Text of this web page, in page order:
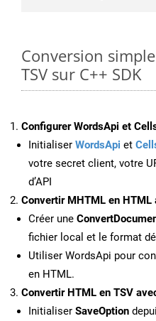
Conversion
TSV sur C++ SDK
Configurer WordsApi et
Initialiser WordsApi et
votre secret client, votre
d’API
Convertir MHTML en HTML
Créer une
fichier local et le format
Utiliser WordsApi pour
en HTML.
Convertir HTML en TSV
Initialiser SaveOption